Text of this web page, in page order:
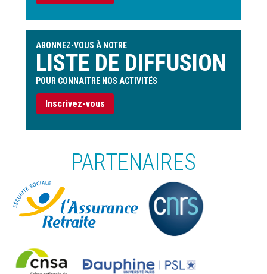
ABONNEZ-VOUS À NOTRE
LISTE DE DIFFUSION
POUR CONNAITRE NOS ACTIVITÉS
Inscrivez-vous
PARTENAIRES